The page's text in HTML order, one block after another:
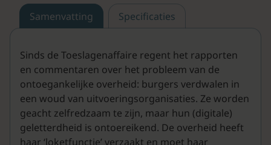
Samenvatting Specificaties
Sinds de Toeslagenaffaire regent het rapporten
en commentaren over het probleem van de
ontoegankelijke overheid: burgers verdwalen in
een woud van uitvoeringsorganisaties. Ze worden
geacht zelfredzaam te zijn, maar hun (digitale)
geletterdheid is ontoereikend. De overheid heeft
haar ‘loketfunctie’ verzaakt en moet haar